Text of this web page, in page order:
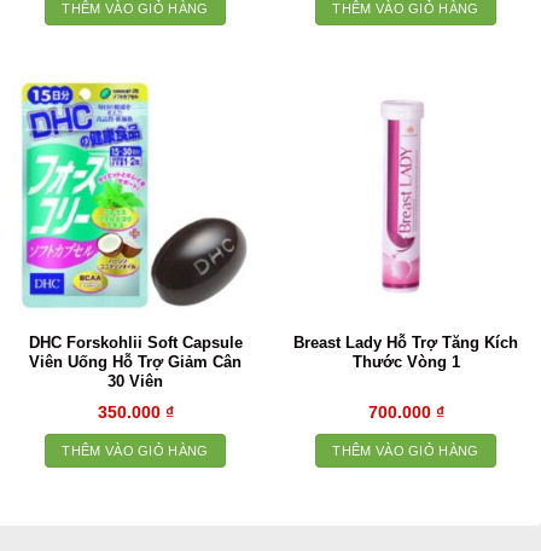
THÊM VÀO GIỎ HÀNG THÊM VÀO GIỎ HÀNG
DHC Forskohlii Soft Capsule
Viên Uống Hỗ Trợ Giảm Cân
30 Viên
350.000 ₫
THÊM VÀO GIỎ HÀNG
Breast Lady Hỗ Trợ Tăng Kích
Thước Vòng 1
700.000 ₫
THÊM VÀO GIỎ HÀNG